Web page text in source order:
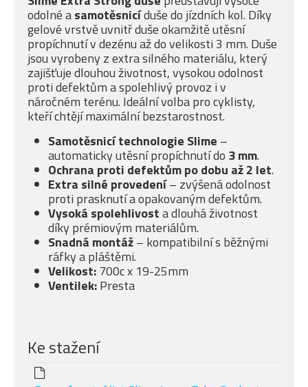
odolné asamotěsnicíduše do jízdních kol. Díky
gelové vrstvě uvnitř duše okamžitě utěsní
propíchnutí v dezénu až do velikosti 3 mm. Duše
jsou vyrobeny z extra silného materiálu, který
zajišťuje dlouhou životnost, vysokou odolnost
proti defektům a spolehlivý provoz i v
náročném terénu. Ideální volba pro cyklisty,
kteří chtějí maximální bezstarostnost.
Samotěsnicí technologie Slime –
automaticky utěsní propíchnutí do 3 mm.
Ochrana proti defektům po dobu až 2 let.
Extra silné provedení– zvýšená odolnost
proti prasknutí a opakovaným defektům.
Vysoká spolehlivosta dlouhá životnost
díky prémiovým materiálům.
Snadná montáž– kompatibilní s běžnými
ráfky a pláštěmi.
Velikost:700c x 19-25mm
Ventilek:Presta
Ke stažení